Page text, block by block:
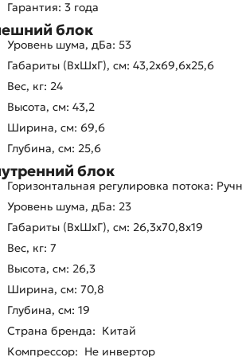
Гарантия: 3 года
блок
Уровень шума, дБа: 53
Габариты (ВхШхГ), см: 43,2х69,6х25,6
Вес, кг: 24
Высота, см: 43,2
Ширина, см: 69,6
Глубина, см: 25,6
блок
Горизонтальная регулировка потока:
Уровень шума, дБа: 23
Габариты (ВхШхГ), см: 26,3х70,8х19
Вес, кг: 7
Высота, см: 26,3
Ширина, см: 70,8
Глубина, см: 19
Страна бренда: Китай
Компрессор: Не инвертор